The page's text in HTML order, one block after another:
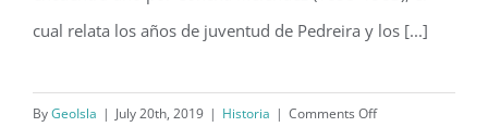
cual relata los años de juventud de Pedreira y los [...]
ByGeoIsla | July 20th, 2019 | Historia | Comments Offon